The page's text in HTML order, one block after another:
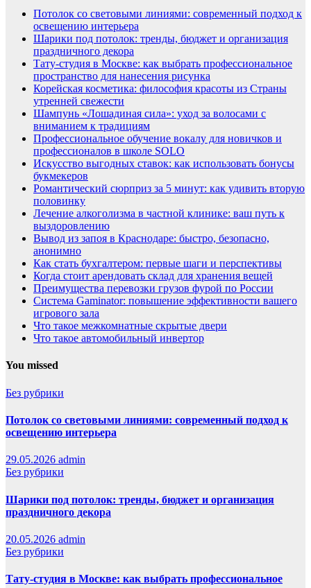
Потолок со световыми линиями: современный подход к
освещению интерьера
Шарики под потолок: тренды, бюджет и организация
праздничного декора
Тату-студия в Москве: как выбрать профессиональное
пространство для нанесения рисунка
Корейская косметика: философия красоты из Страны
утренней свежести
Шампунь «Лошадиная сила»: уход за волосами с
вниманием к традициям
Профессиональное обучение вокалу для новичков и
профессионалов в школе SOLO
Искусство выгодных ставок: как использовать бонусы
букмекеров
Романтический сюрприз за 5 минут: как удивить вторую
половинку
Лечение алкоголизма в частной клинике: ваш путь к
выздоровлению
Вывод из запоя в Краснодаре: быстро, безопасно,
анонимно
Как стать бухгалтером: первые шаги и перспективы
Когда стоит арендовать склад для хранения вещей
Преимущества перевозки грузов фурой по России
Система Gaminator: повышение эффективности вашего
игрового зала
Что такое межкомнатные скрытые двери
Что такое автомобильный инвертор
You missed
Без рубрики
Потолок со световыми линиями: современный подход к
освещению интерьера
29.05.2026 admin
Без рубрики
Шарики под потолок: тренды, бюджет и организация
праздничного декора
20.05.2026 admin
Без рубрики
Тату-студия в Москве: как выбрать профессиональное